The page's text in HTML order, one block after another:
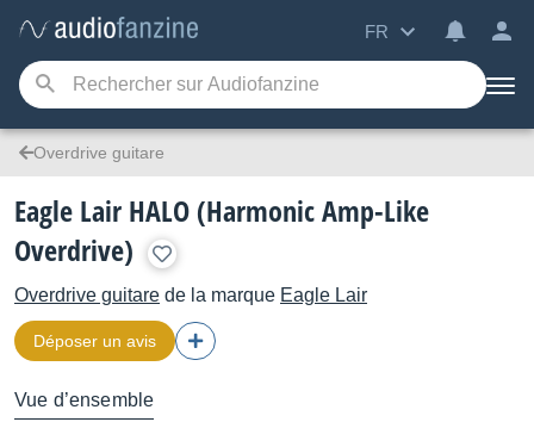
FR
Overdrive guitare
Eagle Lair HALO (Harmonic Amp-Like
Overdrive)
Overdrive guitare de la marque Eagle Lair
Déposer un avis
Vue d’ensemble